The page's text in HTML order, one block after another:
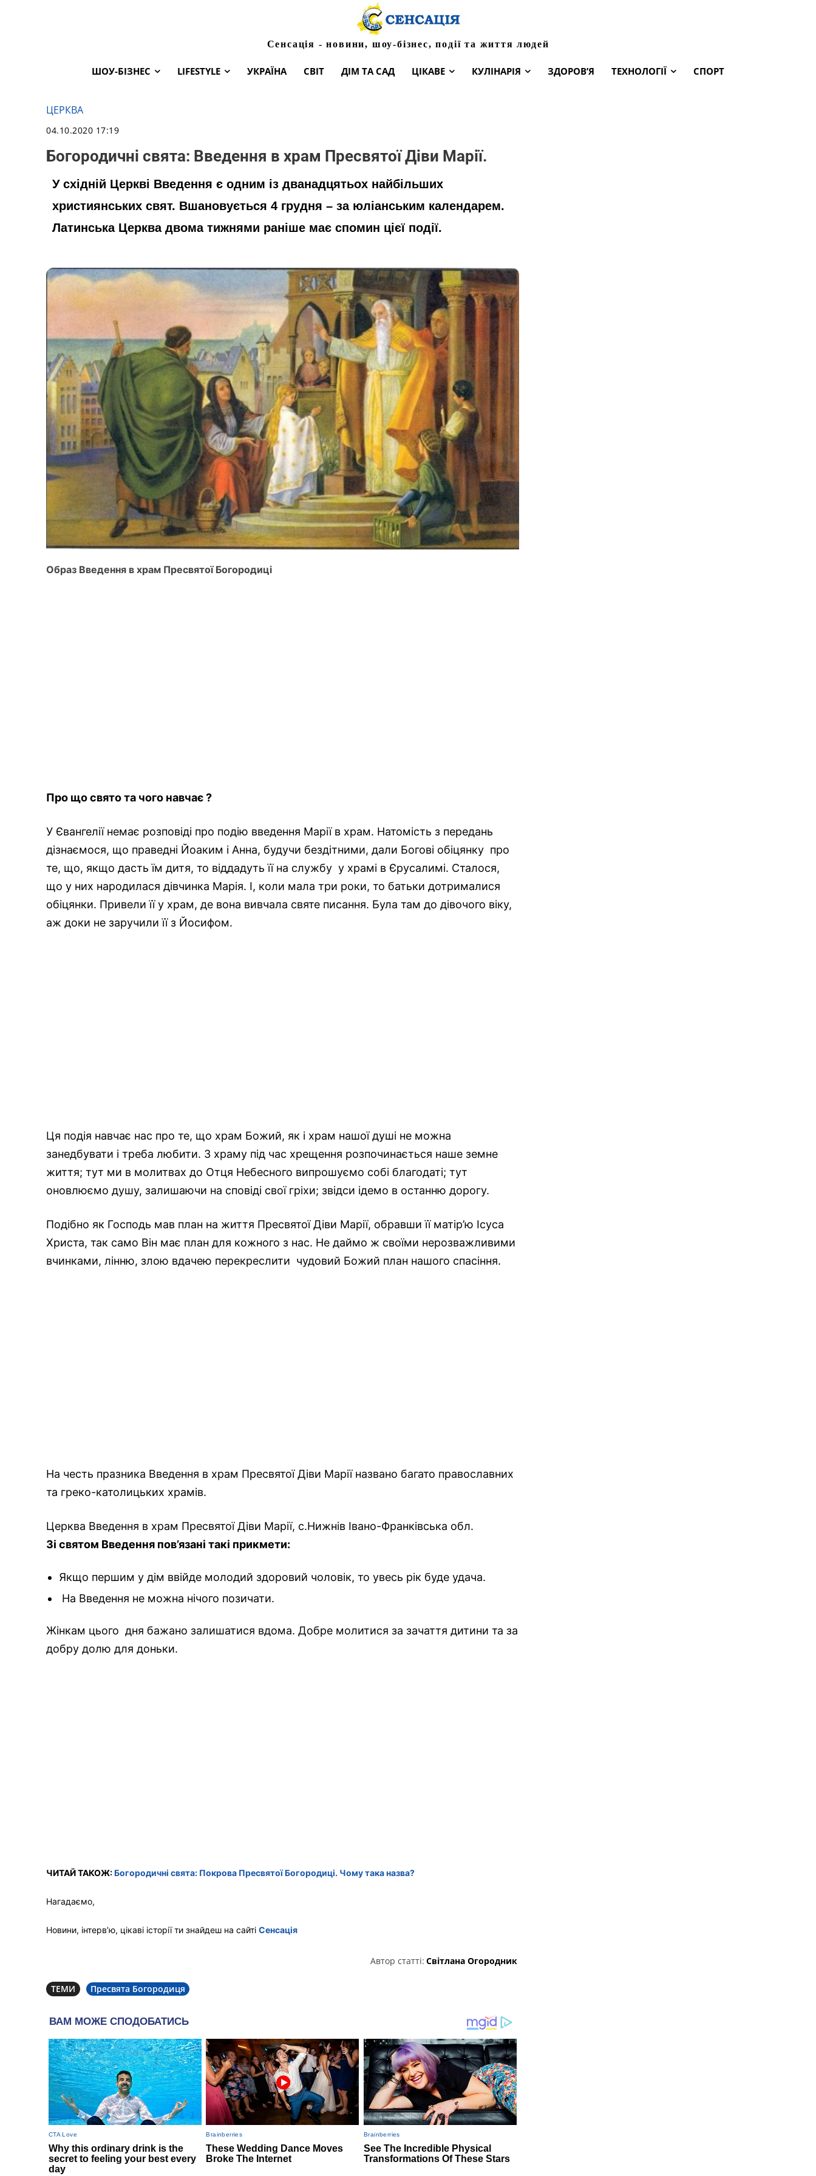
Сенсація - новини, шоу-бізнес, події та життя людей
ШОУ-БІЗНЕС LIFESTYLE УКРАЇНА СВІТ ДІМ ТА САД ЦІКАВЕ КУЛІНАРІЯ ЗДОРОВ’Я ТЕХНОЛОГІЇ СПОРТ
ЦЕРКВА
04.10.2020 17:19
Богородичні свята: Введення в храм Пресвятої Діви Марії.
У східній Церкві Введення є одним із дванадцятьох найбільших
християнських свят. Вшановується 4 грудня – за юліанським календарем.
Латинська Церква двома тижнями раніше має спомин цієї події.
Образ Введення в храм Пресвятої Богородиці
Про що свято та чого навчає ?
У Євангелії немає розповіді про подію введення Марії в храм. Натомість з передань
дізнаємося, що праведні Йоаким і Анна, будучи бездітними, дали Богові обіцянку про
те, що, якщо дасть їм дитя, то віддадуть її на службу у храмі в Єрусалимі. Сталося,
що у них народилася дівчинка Марія. І, коли мала три роки, то батьки дотрималися
обіцянки. Привели її у храм, де вона вивчала святе писання. Була там до дівочого віку,
аж доки не заручили її з Йосифом.
Ця подія навчає нас про те, що храм Божий, як і храм нашої душі не можна
занедбувати і треба любити. З храму під час хрещення розпочинається наше земне
життя; тут ми в молитвах до Отця Небесного випрошуємо собі благодаті; тут
оновлюємо душу, залишаючи на сповіді свої гріхи; звідси ідемо в останню дорогу.
Подібно як Господь мав план на життя Пресвятої Діви Марії, обравши її матір’ю Ісуса
Христа, так само Він має план для кожного з нас. Не даймо ж своїми нерозважливими
вчинками, лінню, злою вдачею перекреслити чудовий Божий план нашого спасіння.
На честь празника Введення в храм Пресвятої Діви Марії названо багато православних
та греко-католицьких храмів.
Церква Введення в храм Пресвятої Діви Марії, с.Нижнів Івано-Франківська обл.
Зі святом Введення пов’язані такі прикмети:
Якщо першим у дім ввійде молодий здоровий чоловік, то увесь рік буде удача.
На Введення не можна нічого позичати.
Жінкам цього дня бажано залишатися вдома. Добре молитися за зачаття дитини та за
добру долю для доньки.
ЧИТАЙ ТАКОЖ:Богородичні свята: Покрова Пресвятої Богородиці. Чому така назва?
Нагадаємо,
Новини, інтерв’ю, цікаві історії ти знайдеш на сайті Сенсація
Автор статті: Світлана Огородник
ТЕМИ Пресвята Богородиця